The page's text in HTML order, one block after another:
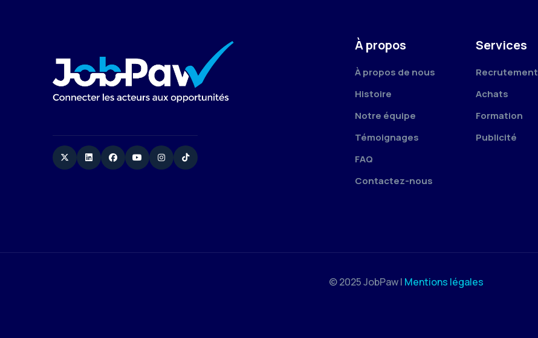
TwitterLinkedinFacebookYouTubeInstagram
TikTok
À propos
À propos de nous
Histoire
Notre équipe
Témoignages
FAQ
Contactez-nous
Services
Recrutement
Achats
Formation
Publicité
© 2025 JobPaw | Mentions légales